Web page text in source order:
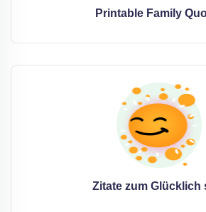
Printable Family
Zitate zum Glücklich